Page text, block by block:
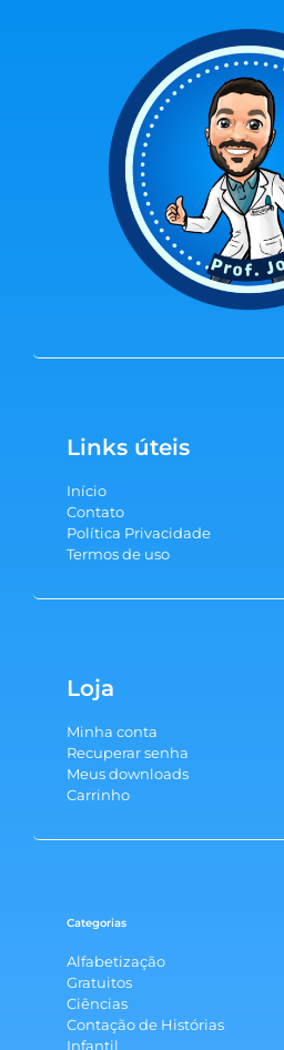
Links úteis
Início
Contato
Política Privacidade
Termos de uso
Loja
Minha conta
Recuperar senha
Meus downloads
Carrinho
Categorias
Alfabetização
Gratuitos
Ciências
Contação de Histórias
Infantil